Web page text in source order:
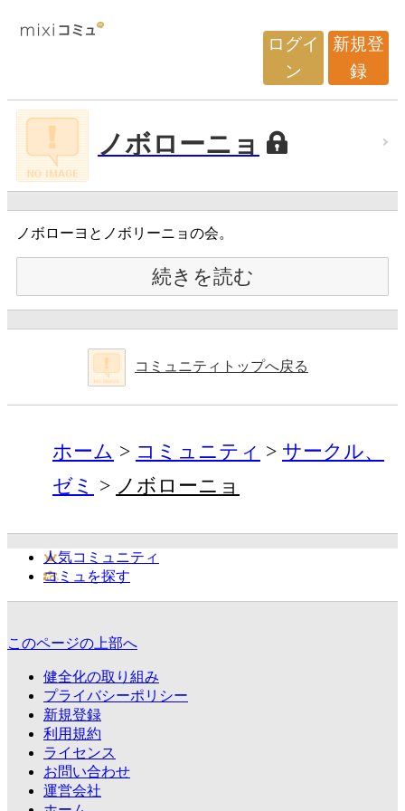
ログイ
ン
新規登
録
ノボローニョ
ノボローヨとノボリーニョの会。
続きを読む
コミュニティトップへ戻る
ホーム コミュニティ
サークル、
ゼミ
ノボローニョ
人気コミュニティ
コミュを探す
このページの上部へ
健全化の取り組み
プライバシーポリシー
新規登録
利用規約
ライセンス
お問い合わせ
運営会社